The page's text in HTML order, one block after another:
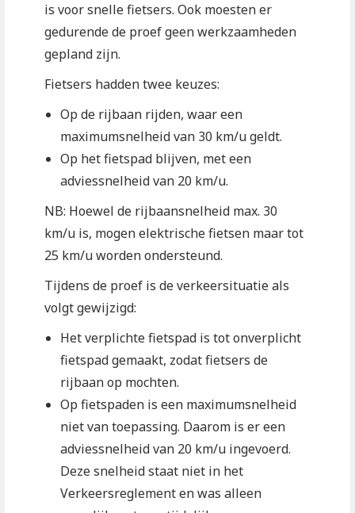
is voor snelle fietsers. Ook moesten er
gedurende de proef geen werkzaamheden
gepland zijn.
Fietsers hadden twee keuzes:
Op de rijbaan rijden, waar een
maximumsnelheid van 30 km/u geldt.
Op het fietspad blijven, met een
adviessnelheid van 20 km/u.
NB: Hoewel de rijbaansnelheid max. 30
km/u is, mogen elektrische fietsen maar tot
25 km/u worden ondersteund.
Tijdens de proef is de verkeersituatie als
volgt gewijzigd:
Het verplichte fietspad is tot onverplicht
fietspad gemaakt, zodat fietsers de
rijbaan op mochten.
Op fietspaden is een maximumsnelheid
niet van toepassing. Daarom is er een
adviessnelheid van 20 km/u ingevoerd.
Deze snelheid staat niet in het
Verkeersreglement en was alleen